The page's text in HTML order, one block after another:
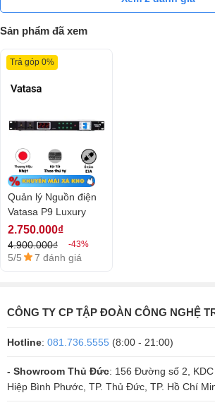
thiết bị âm thanh thường có công suất lớn, tải
ngắt nguồn đồng thời có thể khiến điện áp bị
ảnh hưởng đến tuổi thọ của các thiết bị
Tại Sao Dùng Quản Lý Nguồn Thay Cho Ổ
Thống Âm Thanh - Top 3 Quản
Sản phẩm đã xem
Quản lý Nguồn điện
Vatasa P9 Luxury
Trả góp 0%
2.750.000₫
4.900.000₫ -43%
5/5 7 đánh giá
CÔNG TY CP TẬP ĐOÀN CÔNG NGHỆ
Hotline: 081.736.5555 (8:00 - 21:00)
- Showroom Thủ Đức: 156 Đường số 2,
Hiệp Bình Phước, TP. Thủ Đức, TP. Hồ Chí